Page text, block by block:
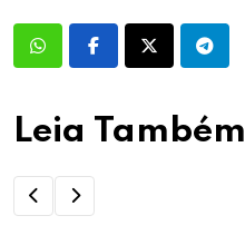
Leia Também